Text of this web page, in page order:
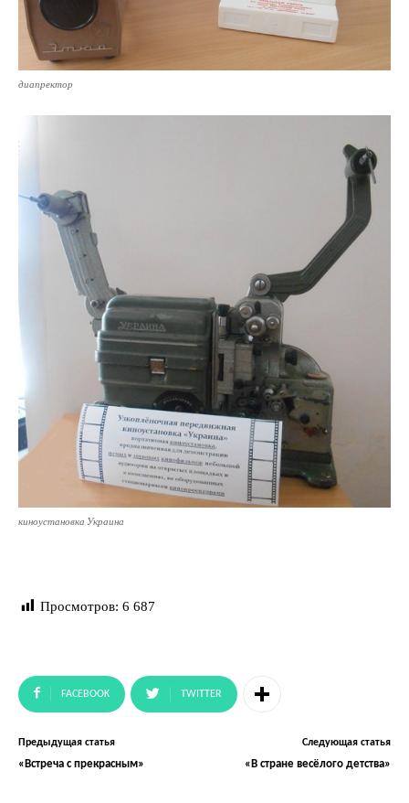
диапректор
киноустановка Украина
Просмотров: 6 687
FACEBOOK TWITTER
Предыдущая статья
«Встреча с прекрасным»
Следующая статья
«В стране весёлого детства»